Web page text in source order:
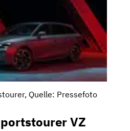
Quelle: Pressefoto
VZ